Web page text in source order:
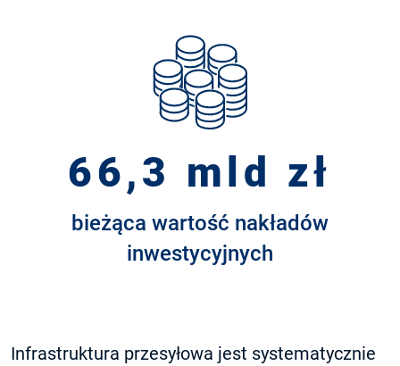
66,3 mld zł
bieżąca wartość nakładów
inwestycyjnych
Infrastruktura przesyłowa jest systematycznie